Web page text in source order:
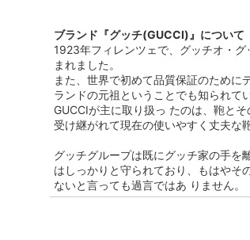
ブランド『グッチ(GUCCI)』について
1923年フィレンツェで、グッチオ・
まれました。
また、世界で初めて品質保証のために
ランドの元祖ということでも知られて
GUCCIが主に取り扱っ たのは、鞄と
受け継がれて現在の使いやすく丈夫な
グッチグループは既にグッチ家の手を
はしっかりと守られており、もはやそ
ないと言っても過言ではあ りません。